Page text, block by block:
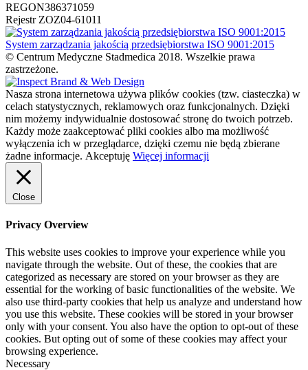
REGON386371059
Rejestr ZOZ04-61011
System zarządzania jakością przedsiębiorstwa ISO 9001:2015
© Centrum Medyczne Stadmedica 2018. Wszelkie prawa
zastrzeżone.
Nasza strona internetowa używa plików cookies (tzw. ciasteczka) w
celach statystycznych, reklamowych oraz funkcjonalnych. Dzięki
nim możemy indywidualnie dostosować stronę do twoich potrzeb.
Każdy może zaakceptować pliki cookies albo ma możliwość
wyłączenia ich w przeglądarce, dzięki czemu nie będą zbierane
żadne informacje. Akceptuję Więcej informacji
Close
Privacy Overview
This website uses cookies to improve your experience while you
navigate through the website. Out of these, the cookies that are
categorized as necessary are stored on your browser as they are
essential for the working of basic functionalities of the website. We
also use third-party cookies that help us analyze and understand how
you use this website. These cookies will be stored in your browser
only with your consent. You also have the option to opt-out of these
cookies. But opting out of some of these cookies may affect your
browsing experience.
Necessary